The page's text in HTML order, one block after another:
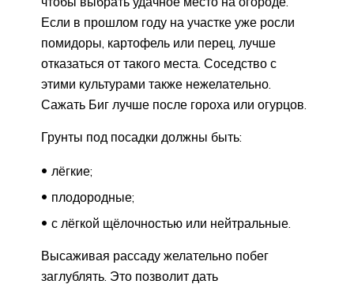
Если в прошлом году на участке уже росли
помидоры, картофель или перец, лучше
отказаться от такого места. Соседство с
этими культурами также нежелательно.
Сажать Биг лучше после гороха или огурцов.
Грунты под посадки должны быть:
лёгкие;
плодородные;
с лёгкой щёлочностью или нейтральные.
Высаживая рассаду желательно побег
заглублять. Это позволит дать